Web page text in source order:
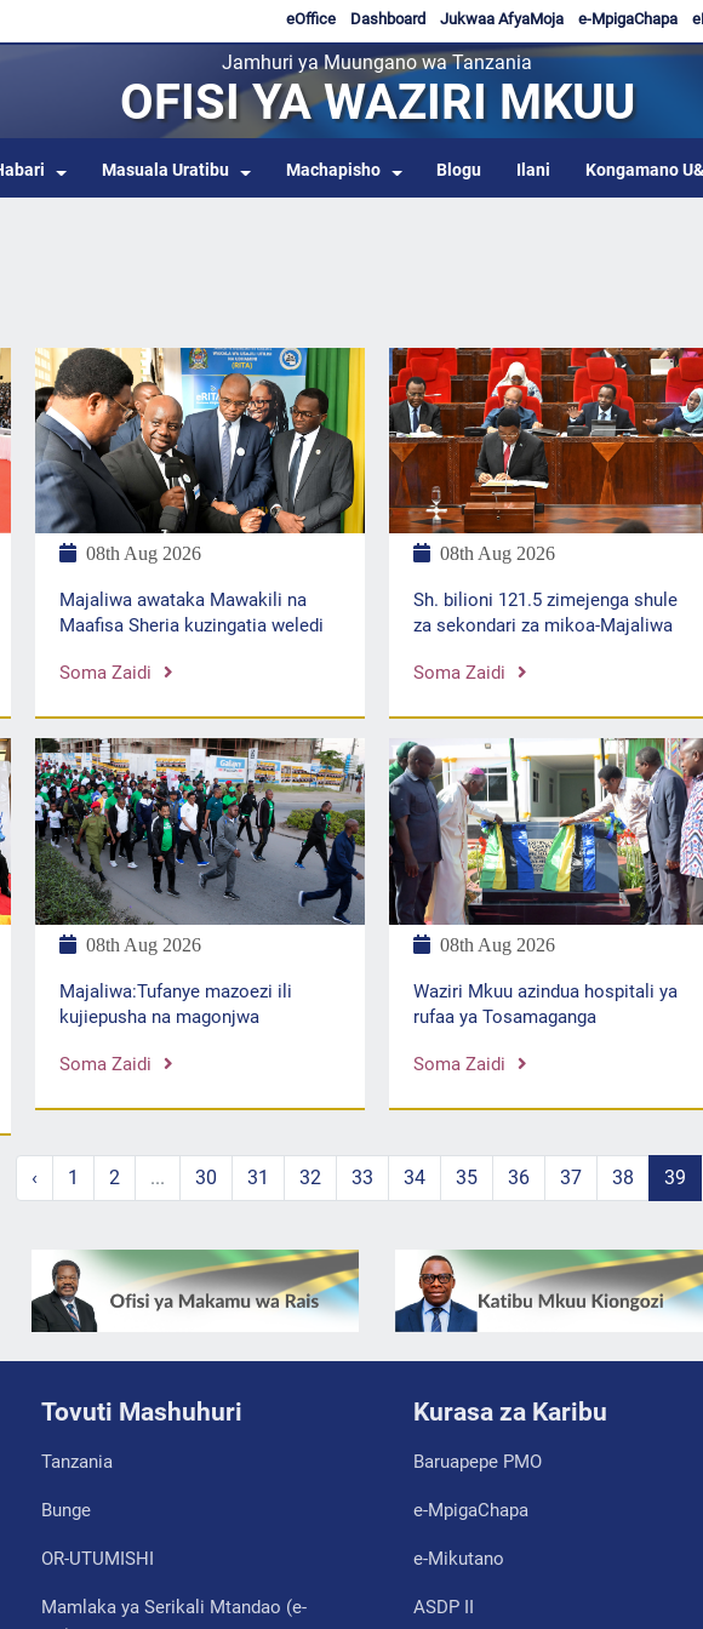
e-MpigaChapa
Jukwaa AfyaMoja
Dashboard
eOffice
Jamhuri ya Muungano wa Tanzania
OFISI YA WAZIRI MKUU
Masuala Uratibu Machapisho Blogu Ilani Kongamano
08th Aug 2026
Majaliwa awataka Mawakili na
Maafisa Sheria kuzingatia weledi
Soma Zaidi
08th Aug 2026
Sh. bilioni 121.5 zimejenga shule
za sekondari za mikoa-Majaliwa
Soma Zaidi
08th Aug 2026
Majaliwa:Tufanye mazoezi ili
kujiepusha na magonjwa
Soma Zaidi
08th Aug 2026
Waziri Mkuu azindua hospitali ya
rufaa ya Tosamaganga
Soma Zaidi
‹ 1 2 ... 30 31 32 33 34 35 36 37 38 39
Tovuti Mashuhuri
Tanzania
Bunge
OR-UTUMISHI
Mamlaka ya Serikali Mtandao (e-
Kurasa za Karibu
Baruapepe PMO
e-MpigaChapa
e-Mikutano
ASDP II